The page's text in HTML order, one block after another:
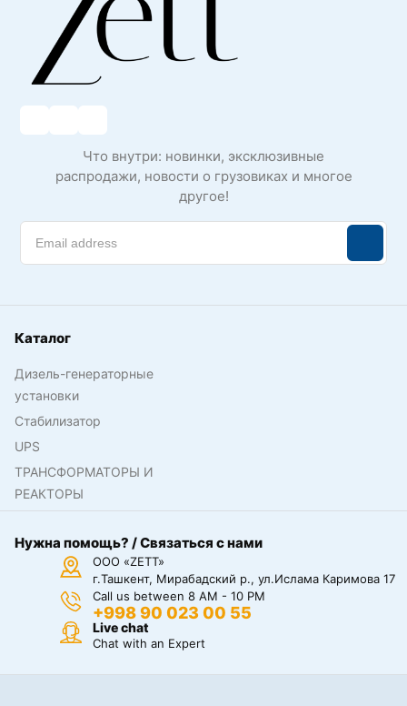
Что внутри: новинки, эксклюзивные
распродажи, новости о грузовиках и многое
другое!
Каталог
Дизель-генераторные
установки
Стабилизатор
UPS
ТРАНСФОРМАТОРЫ И
РЕАКТОРЫ
Нужна помощь? / Связаться с нами
ООО «ZETT»
г.Ташкент, Мирабадский р., ул.Ислама Каримова 17
Call us between 8 AM - 10 PM
+998 90 023 00 55
Live chat
Chat with an Expert